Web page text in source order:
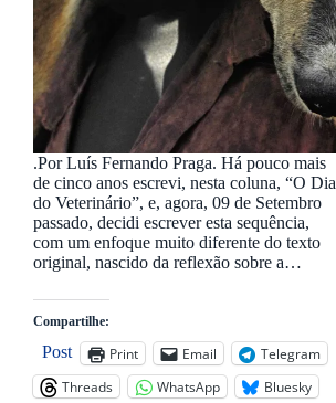
.Por Luís Fernando Praga. Há pouco mais
de cinco anos escrevi, nesta coluna, “O Dia
do Veterinário”, e, agora, 09 de Setembro
passado, decidi escrever esta sequência,
com um enfoque muito diferente do texto
original, nascido da reflexão sobre a…
Compartilhe:
Post Print Email
Telegram
Threads
WhatsApp Bluesky